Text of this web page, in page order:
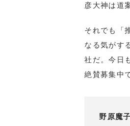
彦大神は道
それでも「
なる気がす
社だ。今日
絶賛募集中
野原魔